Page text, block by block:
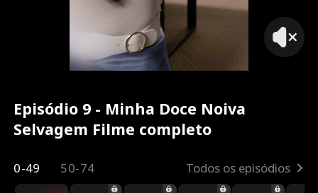
Episódio 9 - Minha Doce Noiva
Selvagem Filme completo
0-49 50-74 Todos os episódios